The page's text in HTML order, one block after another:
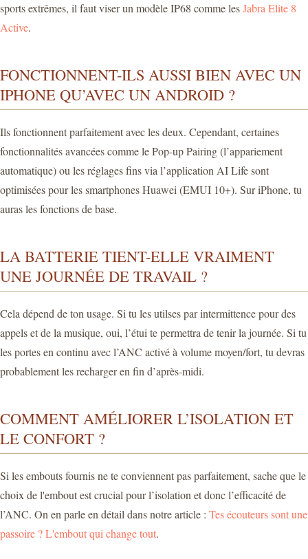
sports extrêmes, il faut viser un modèle IP68 comme lesJabra Elite 8
Active.
FONCTIONNENT-ILS AUSSI BIEN AVEC UN
IPHONE QU’AVEC UN ANDROID ?
Ils fonctionnent parfaitement avec les deux. Cependant, certaines
fonctionnalités avancées comme le Pop-up Pairing (l’appariement
automatique) ou les réglages fins via l’application AI Life sont
optimisées pour les smartphones Huawei (EMUI 10+). Sur iPhone, tu
auras les fonctions de base.
LA BATTERIE TIENT-ELLE VRAIMENT
UNE JOURNÉE DE TRAVAIL ?
Cela dépend de ton usage. Si tu les utilses par intermittence pour des
appels et de la musique, oui, l’étui te permettra de tenir la journée. Si tu
les portes en continu avec l’ANC activé à volume moyen/fort, tu devras
probablement les recharger en fin d’après-midi.
COMMENT AMÉLIORER L’ISOLATION ET
LE CONFORT ?
Si les embouts fournis ne te conviennent pas parfaitement, sache que le
choix de l'embout est crucial pour l’isolation et donc l’efficacité de
l’ANC. On en parle en détail dans notre article : Tes écouteurs sont une
passoire ? L'embout qui change tout.